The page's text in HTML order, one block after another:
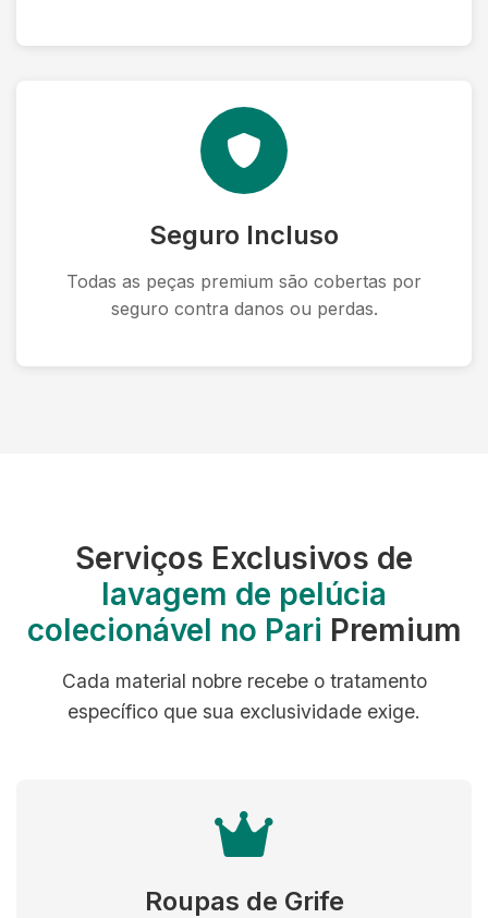
Seguro Incluso
Todas as peças premium são cobertas por
seguro contra danos ou perdas.
Serviços Exclusivos de
lavagem de pelúcia
colecionável no Pari Premium
Cada material nobre recebe o tratamento
específico que sua exclusividade exige.
Roupas de Grife